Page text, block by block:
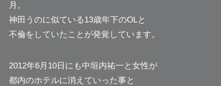
月。
神田うのに似ている13歳年下のOLと
不倫をしていたことが発覚しています。
2012年6月10日にも中垣内祐一と女性が
都内のホテルに消えていった事と